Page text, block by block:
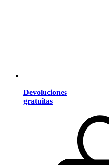
Devoluciones
gratuitas